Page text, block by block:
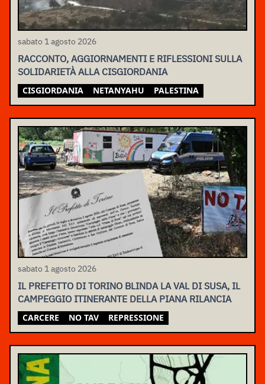
sabato 1 agosto 2026
RACCONTO, AGGIORNAMENTI E RIFLESSIONI SULLA
SOLIDARIETÀ ALLA CISGIORDANIA
CISGIORDANIA NETANYAHU PALESTINA
sabato 1 agosto 2026
IL PREFETTO DI TORINO BLINDA LA VAL DI SUSA, IL
CAMPEGGIO ITINERANTE DELLA PIANA RILANCIA
CARCERE NO TAV REPRESSIONE